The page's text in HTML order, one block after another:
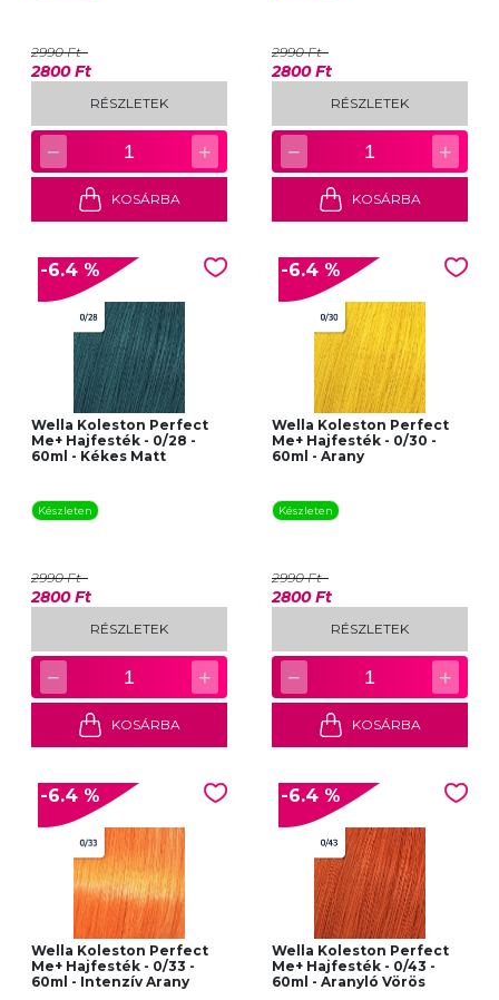
2990 Ft
2800 Ft
RÉSZLETEK
− 1 +
KOSÁRBA
2990 Ft
2800 Ft
RÉSZLETEK
− 1 +
KOSÁRBA
-6.4 %
Wella Koleston Perfect
Me+ Hajfesték - 0/28 -
60ml - Kékes Matt
Készleten
2990 Ft
2800 Ft
RÉSZLETEK
− 1 +
KOSÁRBA
-6.4 %
Wella Koleston Perfect
Me+ Hajfesték - 0/30 -
60ml - Arany
Készleten
2990 Ft
2800 Ft
RÉSZLETEK
− 1 +
KOSÁRBA
-6.4 %
Wella Koleston Perfect
Me+ Hajfesték - 0/33 -
60ml - Intenzív Arany
-6.4 %
Wella Koleston Perfect
Me+ Hajfesték - 0/43 -
60ml - Aranyló Vörös